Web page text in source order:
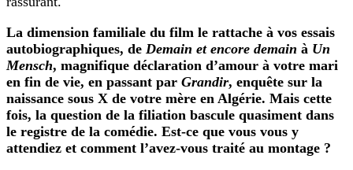
La dimension familiale du film le rattache à vos essais
autobiographiques, de Demain et encore demain à Un
Mensch, magnifique déclaration d’amour à votre mari
en fin de vie, en passant par Grandir, enquête sur la
naissance sous X de votre mère en Algérie. Mais cette
fois, la question de la filiation bascule quasiment dans
le registre de la comédie. Est-ce que vous vous y
attendiez et comment l’avez-vous traité au montage ?